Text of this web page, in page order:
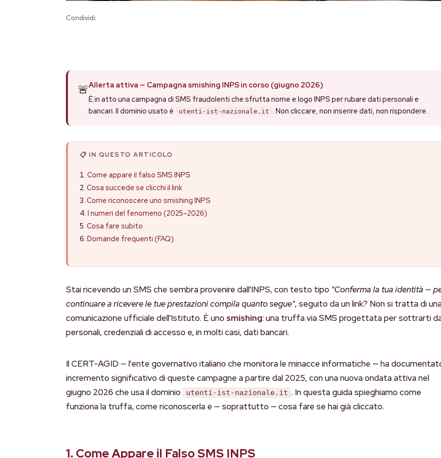
Condividi:
🚨Allerta attiva — Campagna smishing INPS in corso (giugno 2026)
È in atto una campagna di SMS fraudolenti che sfrutta nome e logo INPS per rubare dati personali e
bancari. Il dominio usato è
utenti-ist-nazionale.it . Non cliccare, non inserire dati, non rispondere.
📋 IN QUESTO ARTICOLO
Come appare il falso SMS INPS
Cosa succede se clicchi il link
Come riconoscere uno smishing INPS
I numeri del fenomeno (2025–2026)
Cosa fare subito
Domande frequenti (FAQ)
Stai ricevendo un SMS che sembra provenire dall'INPS, con testo tipo "Conferma la tua identità —
continuare a ricevere le tue prestazioni compila quanto segue", seguito da un link? Non si tratta di
comunicazione ufficiale dell'Istituto. È uno smishing: una truffa via SMS progettata per sottrarti
personali, credenziali di accesso e, in molti casi, dati bancari.
Il CERT-AGID — l'ente governativo italiano che monitora le minacce informatiche — ha
incremento significativo di queste campagne a partire dal 2025, con una nuova ondata attiva nel
giugno 2026 che usa il dominio
utenti-ist-nazionale.it . In questa guida spieghiamo come
funziona la truffa, come riconoscerla e — soprattutto — cosa fare se hai già cliccato.
1. Come Appare il Falso SMS INPS